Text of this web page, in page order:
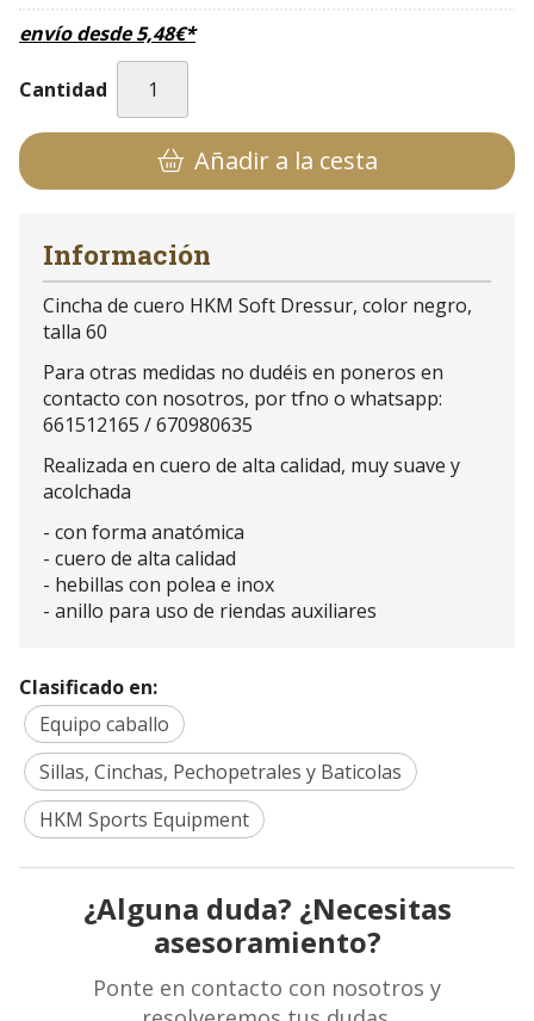
envío desde5,48€*
Cantidad
Añadir a la cesta
Información
Cincha de cuero HKM Soft Dressur, color negro,
talla 60
Para otras medidas no dudéis en poneros en
contacto con nosotros, por tfno o whatsapp:
661512165 / 670980635
Realizada en cuero de alta calidad, muy suave y
acolchada
- con forma anatómica
- cuero de alta calidad
- hebillas con polea e inox
- anillo para uso de riendas auxiliares
Clasificado en:
Equipo caballo
Sillas, Cinchas, Pechopetrales y Baticolas
HKM Sports Equipment
¿Alguna duda? ¿Necesitas
asesoramiento?
Ponte en contacto con nosotros y